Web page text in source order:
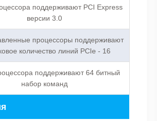
поддерживают PCI Express
версии 3.0
процессоры поддерживают
количество линий PCIe - 16
поддерживают 64 битный
набор команд